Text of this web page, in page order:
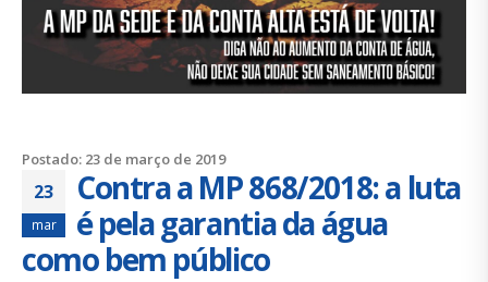
Postado: 23 de março de 2019
23
mar
Contra a MP 868/2018: a luta
é pela garantia da água
como bem público